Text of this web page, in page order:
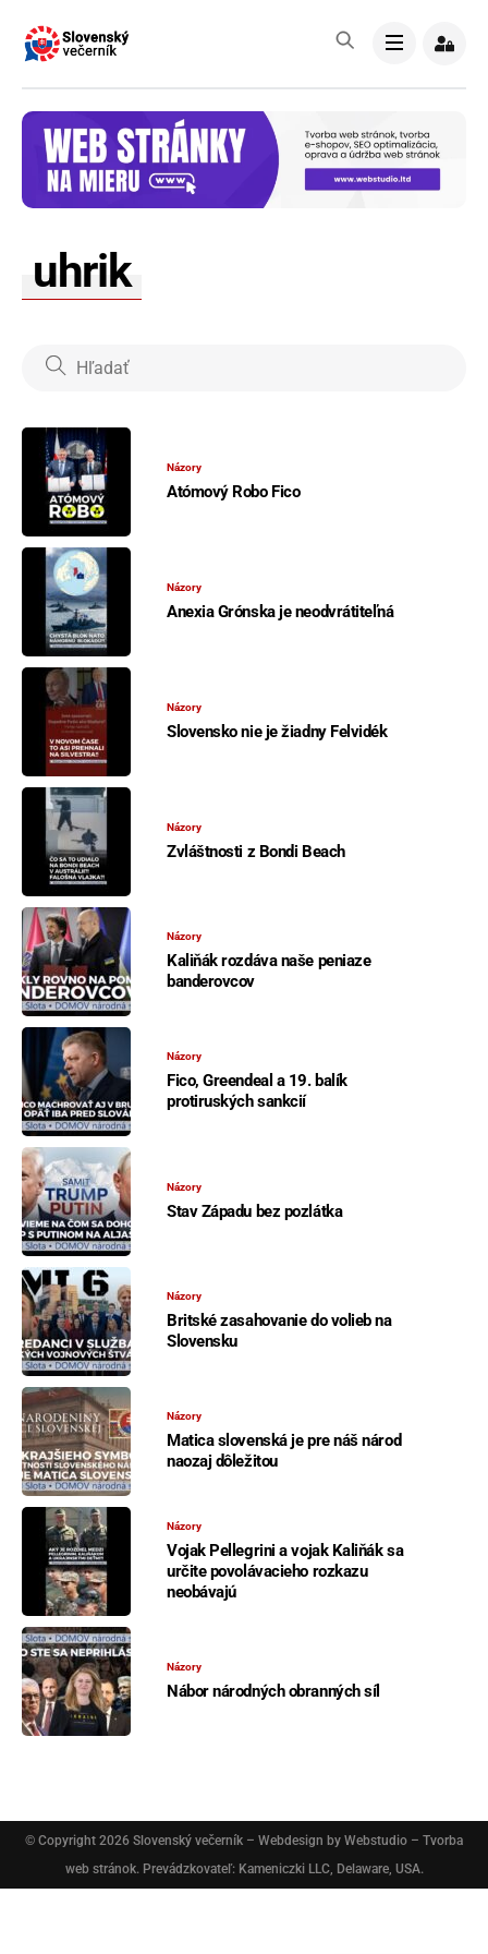
content
Menu
uhrik
Názory
Atómový Robo Fico
Názory
Anexia Grónska je neodvrátiteľná
Názory
Slovensko nie je žiadny Felvidék
Názory
Zvláštnosti z Bondi Beach
Názory
Kaliňák rozdáva naše peniaze
banderovcov
Názory
Fico, Greendeal a 19. balík
protiruských sankcií
Názory
Stav Západu bez pozlátka
Názory
Britské zasahovanie do volieb na
Slovensku
Názory
Matica slovenská je pre náš národ
naozaj dôležitou
Názory
Vojak Pellegrini a vojak Kaliňák sa
určite povolávacieho rozkazu
neobávajú
Názory
Nábor národných obranných síl
© Copyright 2026 Slovenský večerník – Webdesign by Webstudio – Tvorba
web stránok. Prevádzkovateľ: Kameniczki LLC, Delaware, USA.